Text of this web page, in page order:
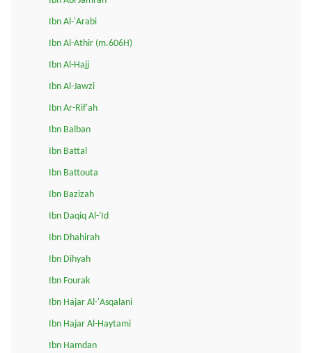
Ibn Al-'Arabi
Ibn Al-Athir (m.606H)
Ibn Al-Hajj
Ibn Al-Jawzi
Ibn Ar-Rif'ah
Ibn Balban
Ibn Battal
Ibn Battouta
Ibn Bazizah
Ibn Daqiq Al-'Id
Ibn Dhahirah
Ibn Dihyah
Ibn Fourak
Ibn Hajar Al-'Asqalani
Ibn Hajar Al-Haytami
Ibn Hamdan